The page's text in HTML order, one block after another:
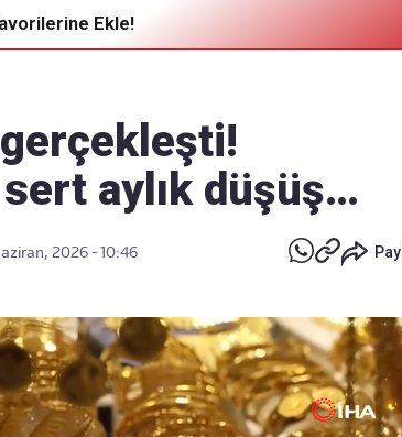
göndermek için
Ekle!
gerçekleşti!
aylık düşüş…
2026 - 10:46